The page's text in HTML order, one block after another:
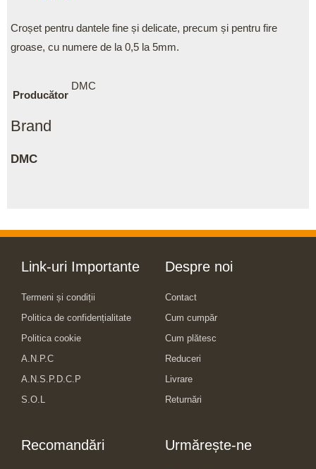
Croșet pentru dantele fine și delicate, precum și pentru fire
groase, cu numere de la 0,5 la 5mm.
Producător
DMC
Brand
DMC
Link-uri Importante
Termeni și condiții
Politica de confidențialitate
Politica cookie
A.N.P.C
A.N.S.P.D.C.P
S.O.L
Despre noi
Contact
Cum cumpăr
Cum plătesc
Reduceri
Livrare
Returnări
Recomandări Urmărește-ne